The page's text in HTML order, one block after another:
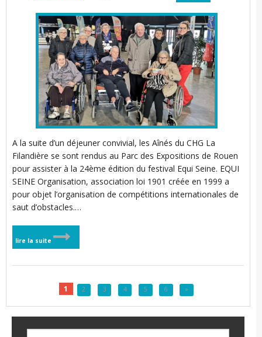
A la suite d’un déjeuner convivial, les Aînés du CHG La
Filandière se sont rendus au Parc des Expositions de Rouen
pour assister à la 24ème édition du festival Equi Seine. EQUI
SEINE Organisation, association loi 1901 créée en 1999 a
pour objet l’organisation de compétitions internationales de
saut d’obstacles.…
lire la suite
1 2 3 4 5 6 »